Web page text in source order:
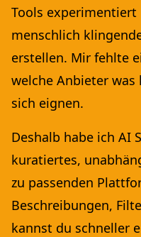
Tools
menschlich
erstellen. Mir fehlte
welche Anbieter
sich eignen.
Deshalb habe ich AI
kuratiertes,
zu passenden
Beschreibungen,
kannst du schneller